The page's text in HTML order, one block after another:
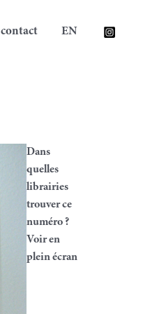
contact EN
Dans
quelles
librairies
trouver ce
numéro ?
Voir en
plein écran